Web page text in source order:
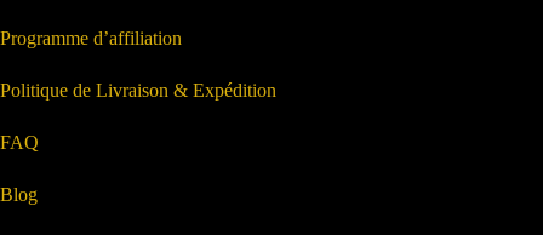
Programme d’affiliation
Politique de Livraison & Expédition
FAQ
Blog